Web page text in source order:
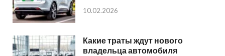
10.02.2026
Какие траты ждут нового
владельца автомобиля